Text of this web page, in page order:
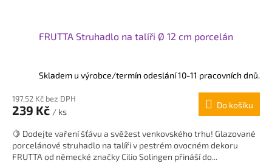
FRUTTA Struhadlo na talíři Ø 12 cm porcelán
Skladem u výrobce/termín odeslání 10-11 pracovních dnů.
197,52 Kč bez DPH
239 Kč / ks
Do košíku
🍋 Dodejte vaření šťávu a svěžest venkovského trhu! Glazované
porcelánové struhadlo na talíři v pestrém ovocném dekoru
FRUTTA od německé značky Cilio Solingen přináší do...